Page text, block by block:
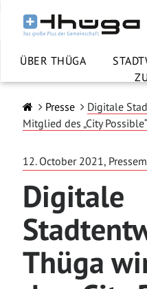
ÜBER THÜGA
Presse
Digitale
Mitglied des „City
12. October 2021,
Digitale
Thüga